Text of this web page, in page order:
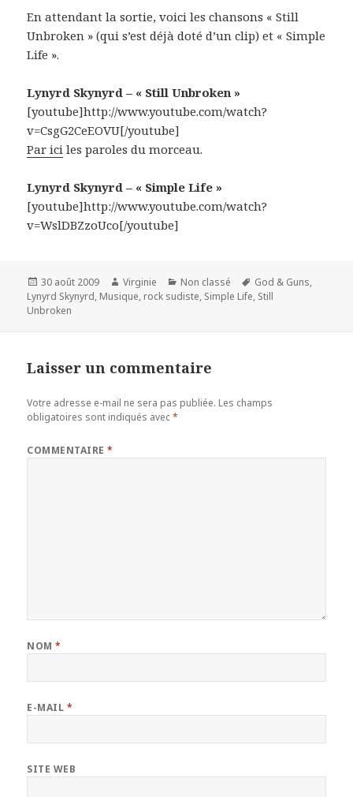
En attendant la sortie, voici les chansons « Still
Unbroken » (qui s’est déjà doté d’un clip) et « Simple
Life ».
Lynyrd Skynyrd – « Still Unbroken »
[youtube]http://www.youtube.com/watch?
v=CsgG2CeEOVU[/youtube]
Par ici les paroles du morceau.
Lynyrd Skynyrd – « Simple Life »
[youtube]http://www.youtube.com/watch?
v=WslDBZzoUco[/youtube]
Publié
le
30 août 2009 Auteur
Virginie Catégories
Non classé
Mots-
clés
God & Guns,
Lynyrd Skynyrd, Musique, rock sudiste, Simple Life, Still
Unbroken
Laisser un commentaire
Votre adresse e-mail ne sera pas publiée. Les champs
obligatoires sont indiqués avec*
COMMENTAIRE*
NOM*
E-MAIL *
SITE WEB